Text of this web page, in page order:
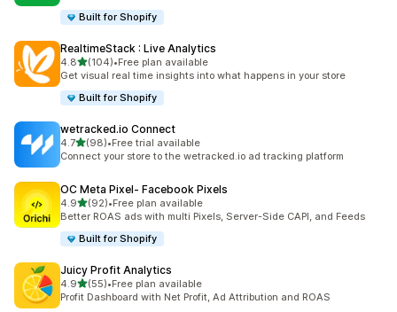
Built for Shopify
RealtimeStack : Live Analytics
4.8별 5개 중
(104)
총 리뷰 104개
•Free plan available
Get visual real time insights into what happens in your store
Built for Shopify
wetracked.io Connect
4.7별 5개 중
(98)
총 리뷰 98개
•Free trial available
Connect your store to the wetracked.io ad tracking platform
OC Meta Pixel‑ Facebook Pixels
4.9별 5개 중
(92)
총 리뷰 92개
•Free plan available
Better ROAS ads with multi Pixels, Server-Side CAPI, and Feeds
Built for Shopify
Juicy Profit Analytics
4.9별 5개 중
(55)
총 리뷰 55개
•Free plan available
Profit Dashboard with Net Profit, Ad Attribution and ROAS